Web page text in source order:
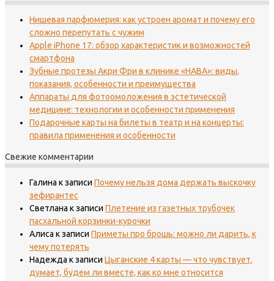
Нишевая парфюмерия: как устроен аромат и почему его
сложно перепутать с чужим
Apple iPhone 17: обзор характеристик и возможностей
смартфона
Зубные протезы Акри Фри в клинике «НАВА»: виды,
показания, особенности и преимущества
Аппараты для фотоомоложения в эстетической
медицине: технологии и особенности применения
Подарочные карты на билеты в театр и на концерты:
правила применения и особенности
Свежие комментарии
Галина к записи Почему нельзя дома держать выскочку
зефирантес
Светлана к записи Плетение из газетных трубочек
пасхальной корзинки-курочки
Алиса к записи Приметы про брошь: можно ли дарить, к
чему потерять
Надежда к записи Цыганские 4 карты — что чувствует,
думает, будем ли вместе, как ко мне относится